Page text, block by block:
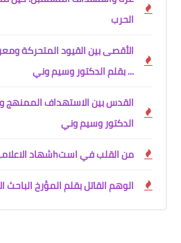
الحرب
الأقصى بين القيود المتحركة
... بقلم الدكتور وسيم وني
القدس بين الاستهداف الممنهج
الدكتور وسيم وني
من القلب في استhشهاد الاعلامي المسعف احمد حريري
الوهم القاتل بقلم المؤرخ الباحث